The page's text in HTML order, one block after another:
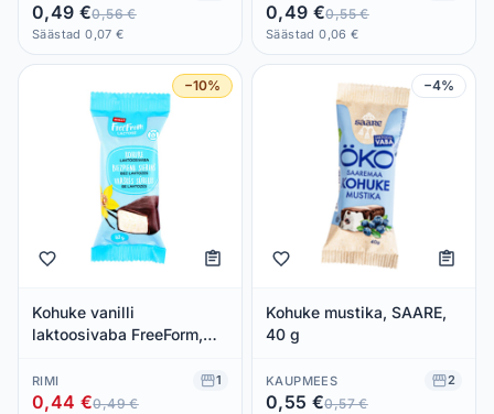
0,49 €0,56 €
Säästad 0,07 €
0,49 €0,55 €
Säästad 0,06 €
−10%
Kohuke vanilli
laktoosivaba FreeForm,
RIMI 1
0,44 €0,49 €
−4%
Kohuke mustika, SAARE,
40 g
KAUPMEES 2
0,55 €0,57 €